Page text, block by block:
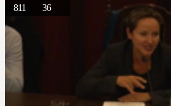
811 36